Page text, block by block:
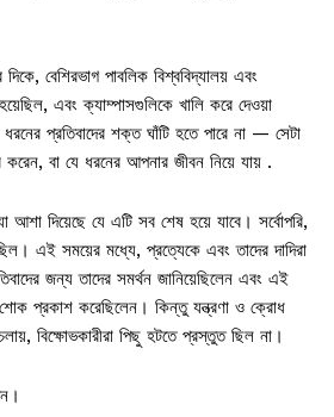
বেশিরভাগ পাবলিক বিশ্ববিদ্যালয় এবং
এবং ক্যাম্পাসগুলিকে খালি করে দেওয়া
প্রতিবাদের শক্ত ঘাঁটি হতে পারে না — সেটা
করেন, বা যে ধরনের আপনার জীবন নিয়ে যায় .
দিয়েছে যে এটি সব শেষ হয়ে যাবে। সর্বোপরি,
এই সময়ের মধ্যে, প্রত্যেকে এবং তাদের দাদিরা
জন্য তাদের সমর্থন জানিয়েছিলেন এবং এই
প্রকাশ করেছিলেন। কিন্তু যন্ত্রণা ও ক্রোধ
বিক্ষোভকারীরা পিছু হটতে প্রস্তুত ছিল না।